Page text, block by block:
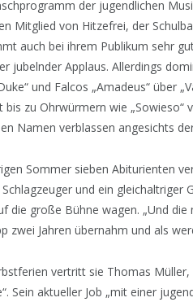
der jugendlichen
Mitglied von Hitzefrei, der
auch bei ihrem Publikum sehr
jubelnder Applaus. Allerdings
und Falcos „Amadeus“ über
bis zu Ohrwürmern wie
Namen verblassen angesichts
Sommer sieben Abiturienten
und ein
die große Bühne wagen. „Und
zwei Jahren übernahm und als
vertritt sie Thomas
Sein aktueller Job „mit einer